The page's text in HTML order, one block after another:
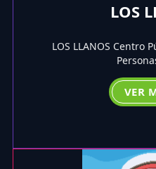
LOS
LOS LLANOS Centro
VER